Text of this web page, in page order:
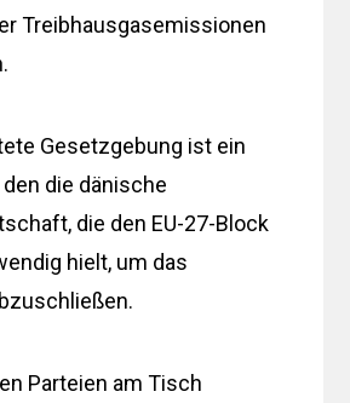
Treibhausgasemissionen
Gesetzgebung ist ein
die dänische
die den EU-27-Block
hielt, um das
Parteien am Tisch